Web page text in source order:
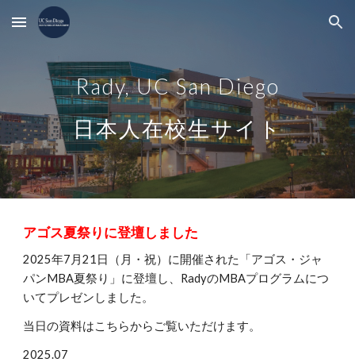
Skip to main content Skip to navigation
Rady, UC San Diego
日本人在校生サイト
アゴス夏祭りに登壇しました
2025年7月21日（月・祝）に開催された「アゴス・ジャ
パンMBA夏祭り」に登壇し、RadyのMBAプログラムにつ
いてプレゼンしました。
当日の資料はこちらからご覧いただけます。
2025.07